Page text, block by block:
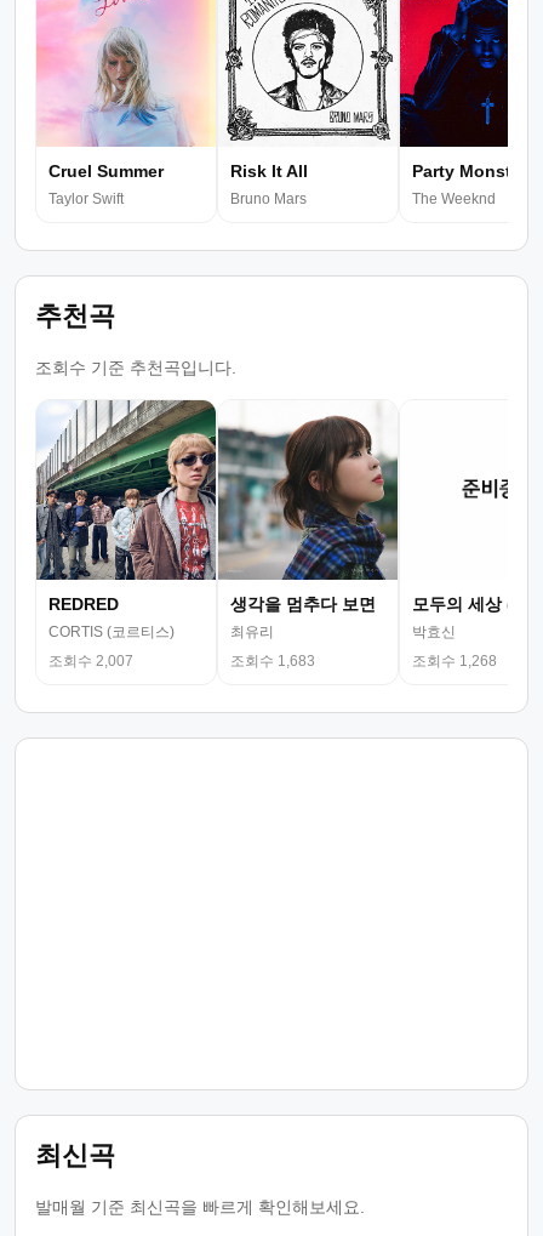
Cruel Summer
Taylor Swift
Risk It All
Bruno Mars
Party Monster
The Weeknd
추천곡
조회수 기준 추천곡입니다.
REDRED
CORTIS (코르티스)
조회수 2,007
생각을 멈추다 보면
최유리
조회수 1,683
모두의 세상 (뮤
박효신
조회수 1,268
최신곡
발매월 기준 최신곡을 빠르게 확인해보세요.